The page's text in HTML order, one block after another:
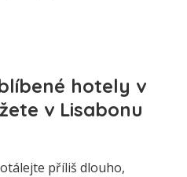
hotely v
v Lisabonu
příliš dlouho,